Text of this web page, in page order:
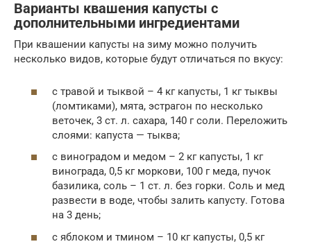
Варианты квашения капусты с
дополнительными ингредиентами
При квашении капусты на зиму можно получить
несколько видов, которые будут отличаться по вкусу:
с травой и тыквой – 4 кг капусты, 1 кг тыквы
(ломтиками), мята, эстрагон по несколько
веточек, 3 ст. л. сахара, 140 г соли. Переложить
слоями: капуста — тыква;
с виноградом и медом – 2 кг капусты, 1 кг
винограда, 0,5 кг моркови, 100 г меда, пучок
базилика, соль – 1 ст. л. без горки. Соль и мед
развести в воде, чтобы залить капусту. Готова
на 3 день;
с яблоком и тмином – 10 кг капусты, 0,5 кг